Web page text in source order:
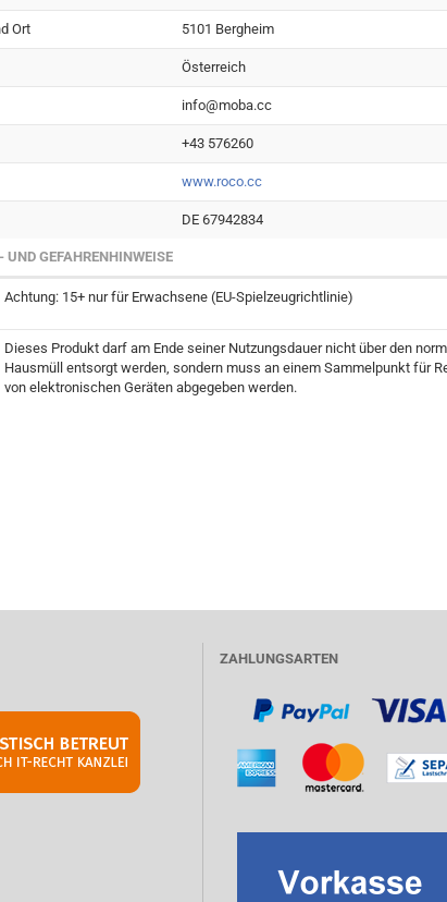
Ort 5101 Bergheim
Österreich
info@moba.cc
+43 576260
www.roco.cc
DE 67942834
UND GEFAHRENHINWEISE
Achtung: 15+ nur für Erwachsene (EU-Spielzeugrichtlinie)
Dieses Produkt darf am Ende seiner Nutzungsdauer nicht über den
Hausmüll entsorgt werden, sondern muss an einem Sammelpunkt für
von elektronischen Geräten abgegeben werden.
ZAHLUNGSARTEN